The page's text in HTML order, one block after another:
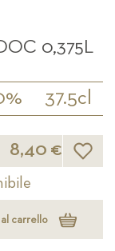
0,375L
37.5cl
8,40 € Lista
carrello